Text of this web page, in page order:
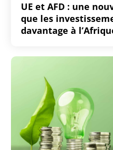
UE et AFD : une
que les
davantage à